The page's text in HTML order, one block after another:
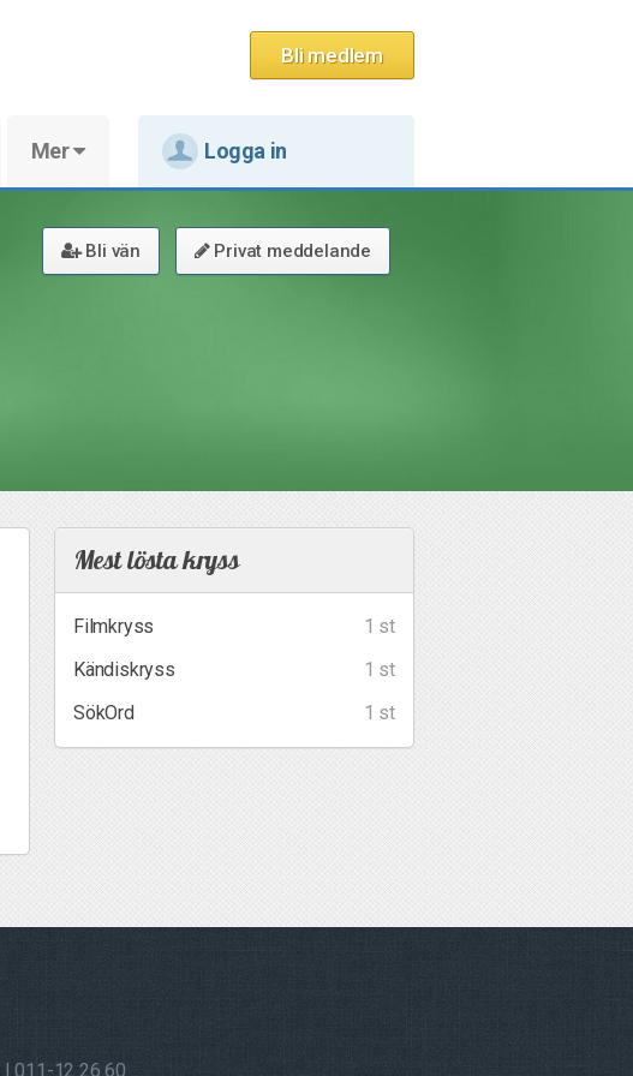
Bli medlem
Mer Logga in
Bli vän Privat meddelande
Mest lösta kryss
Filmkryss
1 st
Kändiskryss
1 st
SökOrd
1 st
011-12 26 60